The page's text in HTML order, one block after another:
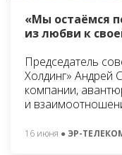
«Мы остаёмся
из любви к
Председатель
Холдинг» Андрей
компании,
и
16 июня ● ЭР-